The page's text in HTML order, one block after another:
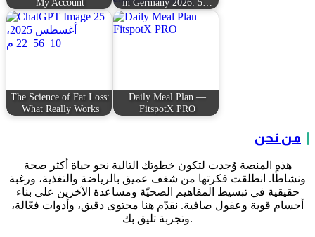
The Science of Fat Loss:
What Really Works
Daily Meal Plan —
FitspotX PRO
من نحن
هذه المنصة وُجدت لتكون خطوتك التالية نحو حياة أكثر صحة
ونشاطًا. انطلقت فكرتها من شغف عميق بالرياضة والتغذية، ورغبة
حقيقية في تبسيط المفاهيم الصحيّة ومساعدة الآخرين على بناء
أجسام قوية وعقول صافية. نقدّم هنا محتوى دقيق، وأدوات فعّالة،
وتجربة تليق بك.